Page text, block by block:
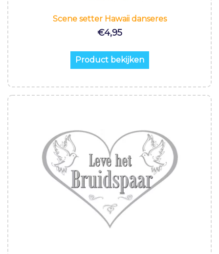
Scene setter Hawaii danseres
€4,95
Product bekijken